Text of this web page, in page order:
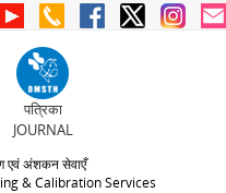
पत्रिका
JOURNAL
एवं अंशकन सेवाएँ
& Calibration Services